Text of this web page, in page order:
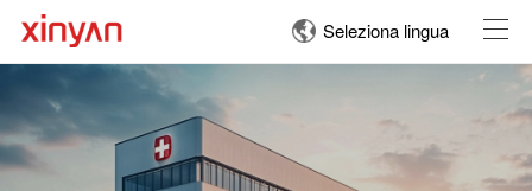
Seleziona lingua